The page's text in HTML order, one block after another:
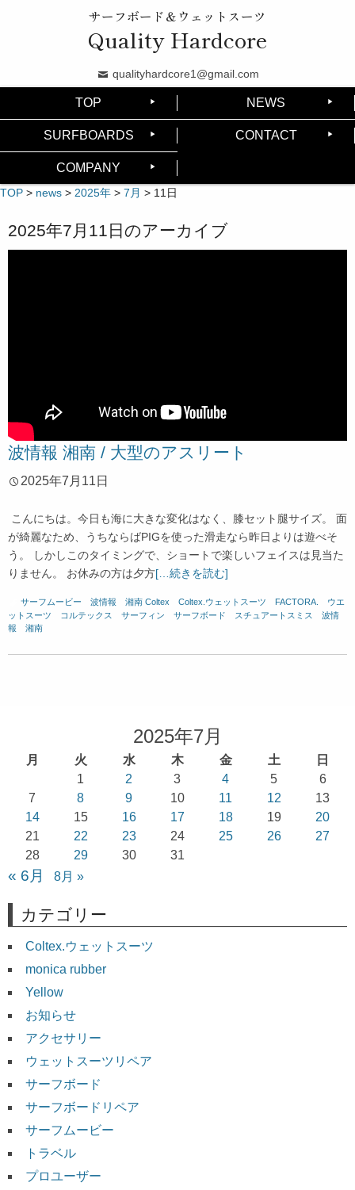
サーフボード＆ウェットスーツ
Quality Hardcore
qualityhardcore1@gmail.com
TOP NEWS
SURFBOARDS CONTACT
COMPANY
TOP > news > 2025年 > 7月 > 11日
2025年7月11日 のアーカイブ
波情報 湘南 / 大型のアスリート
2025年7月11日
こんにちは。今日も海に大きな変化はなく、膝セット腿サイズ。 面
が綺麗なため、うちならばPIGを使った滑走なら昨日よりは遊べそ
う。 しかしこのタイミングで、ショートで楽しいフェイスは見当た
りません。 お休みの方は夕方[…続きを読む]
サーフムービー 波情報 湘南 Coltex Coltex.ウェットスーツ FACTORA.
ウエ
ットスーツ
コルテックス サーフィン サーフボード スチュアートスミス
波情
報 湘南
2025年7月
月 火 水 木 金 土
日
1
2 3 4 5
6
7
8 9 10 11 12
13
14
15 16 17 18 19
20
21
22 23 24 25 26
27
28
29 30 31
« 6月 8月 »
カテゴリー
Coltex.ウェットスーツ
monica rubber
Yellow
お知らせ
アクセサリー
ウェットスーツリペア
サーフボード
サーフボードリペア
サーフムービー
トラベル
プロユーザー